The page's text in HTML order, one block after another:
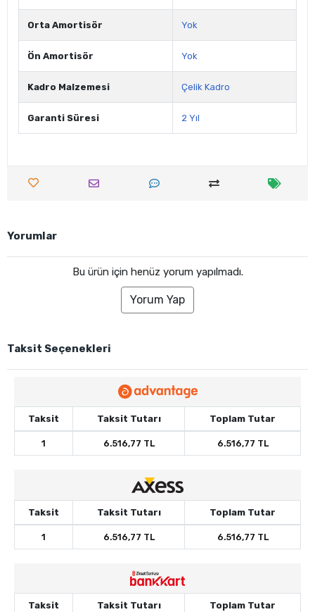
Orta Amortisör Yok
Ön Amortisör Yok
Kadro Malzemesi Çelik Kadro
Garanti Süresi 2 Yıl
Yorumlar
Bu ürün için henüz yorum yapılmadı.
Yorum Yap
Taksit Seçenekleri
Taksit Taksit Tutarı Toplam Tutar
1 6.516,77 TL 6.516,77 TL
Taksit Taksit Tutarı Toplam Tutar
1 6.516,77 TL 6.516,77 TL
Taksit Taksit Tutarı Toplam Tutar